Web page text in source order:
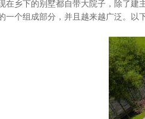
乡下的别墅都自带大院子，除了建主
一个组成部分，并且越来越广泛。以